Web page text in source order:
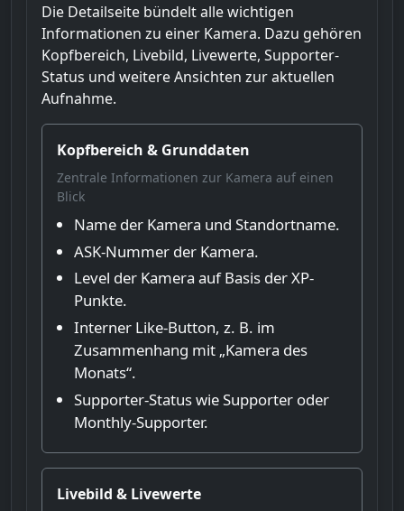
Die Detailseite bündelt alle wichtigen
Informationen zu einer Kamera. Dazu gehören
Kopfbereich, Livebild, Livewerte, Supporter-
Status und weitere Ansichten zur aktuellen
Aufnahme.
Kopfbereich & Grunddaten
Zentrale Informationen zur Kamera auf einen
Blick
Name der Kamera und Standortname.
ASK-Nummer der Kamera.
Level der Kamera auf Basis der XP-
Punkte.
Interner Like-Button, z. B. im
Zusammenhang mit „Kamera des
Monats“.
Supporter-Status wie Supporter oder
Monthly-Supporter.
Livebild & Livewerte